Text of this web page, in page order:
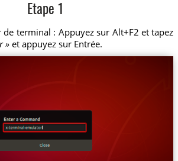
Etape 1
de terminal : Appuyez sur Alt+F2 et tapez
»et appuyez sur Entrée.